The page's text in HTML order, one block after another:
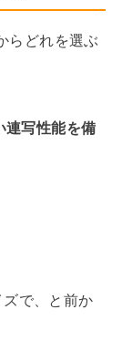
らどれを選ぶ
連写性能を備
ズで、と前か